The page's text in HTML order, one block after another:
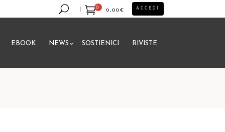
0
0,00€
prodotto nel carrello.
ACCEDI
EBOOK NEWS SOSTIENICI RIVISTE